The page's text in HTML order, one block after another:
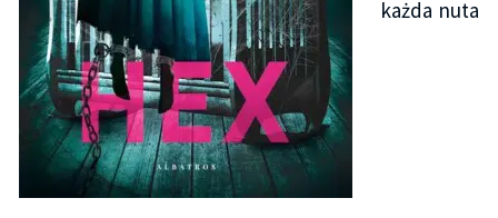
każda nuta